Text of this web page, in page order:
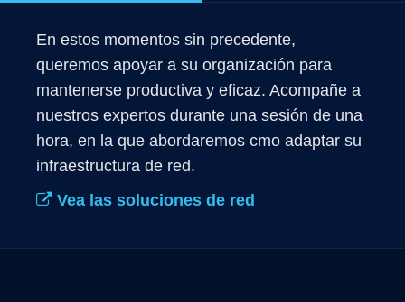
En estos momentos sin precedente,
queremos apoyar a su organización para
mantenerse productiva y eficaz. Acompañe a
nuestros expertos durante una sesión de una
hora, en la que abordaremos cmo adaptar su
infraestructura de red.
Vea las soluciones de red